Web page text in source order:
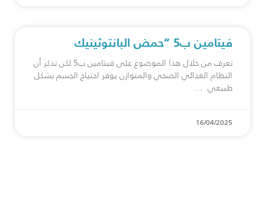
فيتامين ب5 “حمض البانتوثينيك
تعرف من خلال هذا الموضوع على فيتامين ب5 لكن تذكر أن
النظام الغذائي الصحي والمتوازن يوفر احتياج الجسم بشكل
طبيعي
16/04/2025